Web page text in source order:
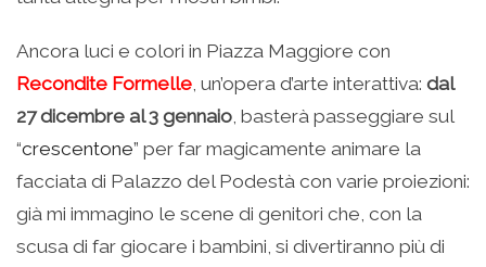
Ancora luci e colori in Piazza Maggiore con
Recondite Formelle, un’opera d’arte interattiva: dal
27 dicembre al 3 gennaio, basterà passeggiare sul
“crescentone” per far magicamente animare la
facciata di Palazzo del Podestà con varie proiezioni:
già mi immagino le scene di genitori che, con la
scusa di far giocare i bambini, si divertiranno più di